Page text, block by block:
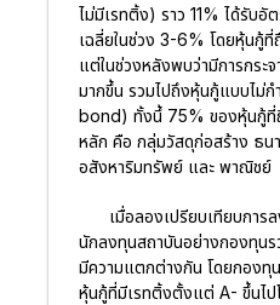
ไม่มีเรทติ้ง) ราว 11% ได้รับ
เฉลี่ยในช่วง 3-6% โดยหุ้นกู้
แต่ในช่วงหลังพบว่ามีการกระ
มากขึ้น รวมไปถึงหุ้นกู้แบบไม่
bond) ทั้งนึ้ 75% ของหุ้นกู้ที่
หลัก คือ กลุ่มวัสดุก่อสร้าง ธ
อสังหาริมทรัพย์ และ พาณิชย์
เมื่อลองเปรียบเทียบกา
นักลงทุนสถาบันอย่างกองทุน
มีความแตกต่างกัน โดยกองทุ
หุ้นกู้ที่มีเรทติ้งตั้งแต่ A- ขึ้นไ